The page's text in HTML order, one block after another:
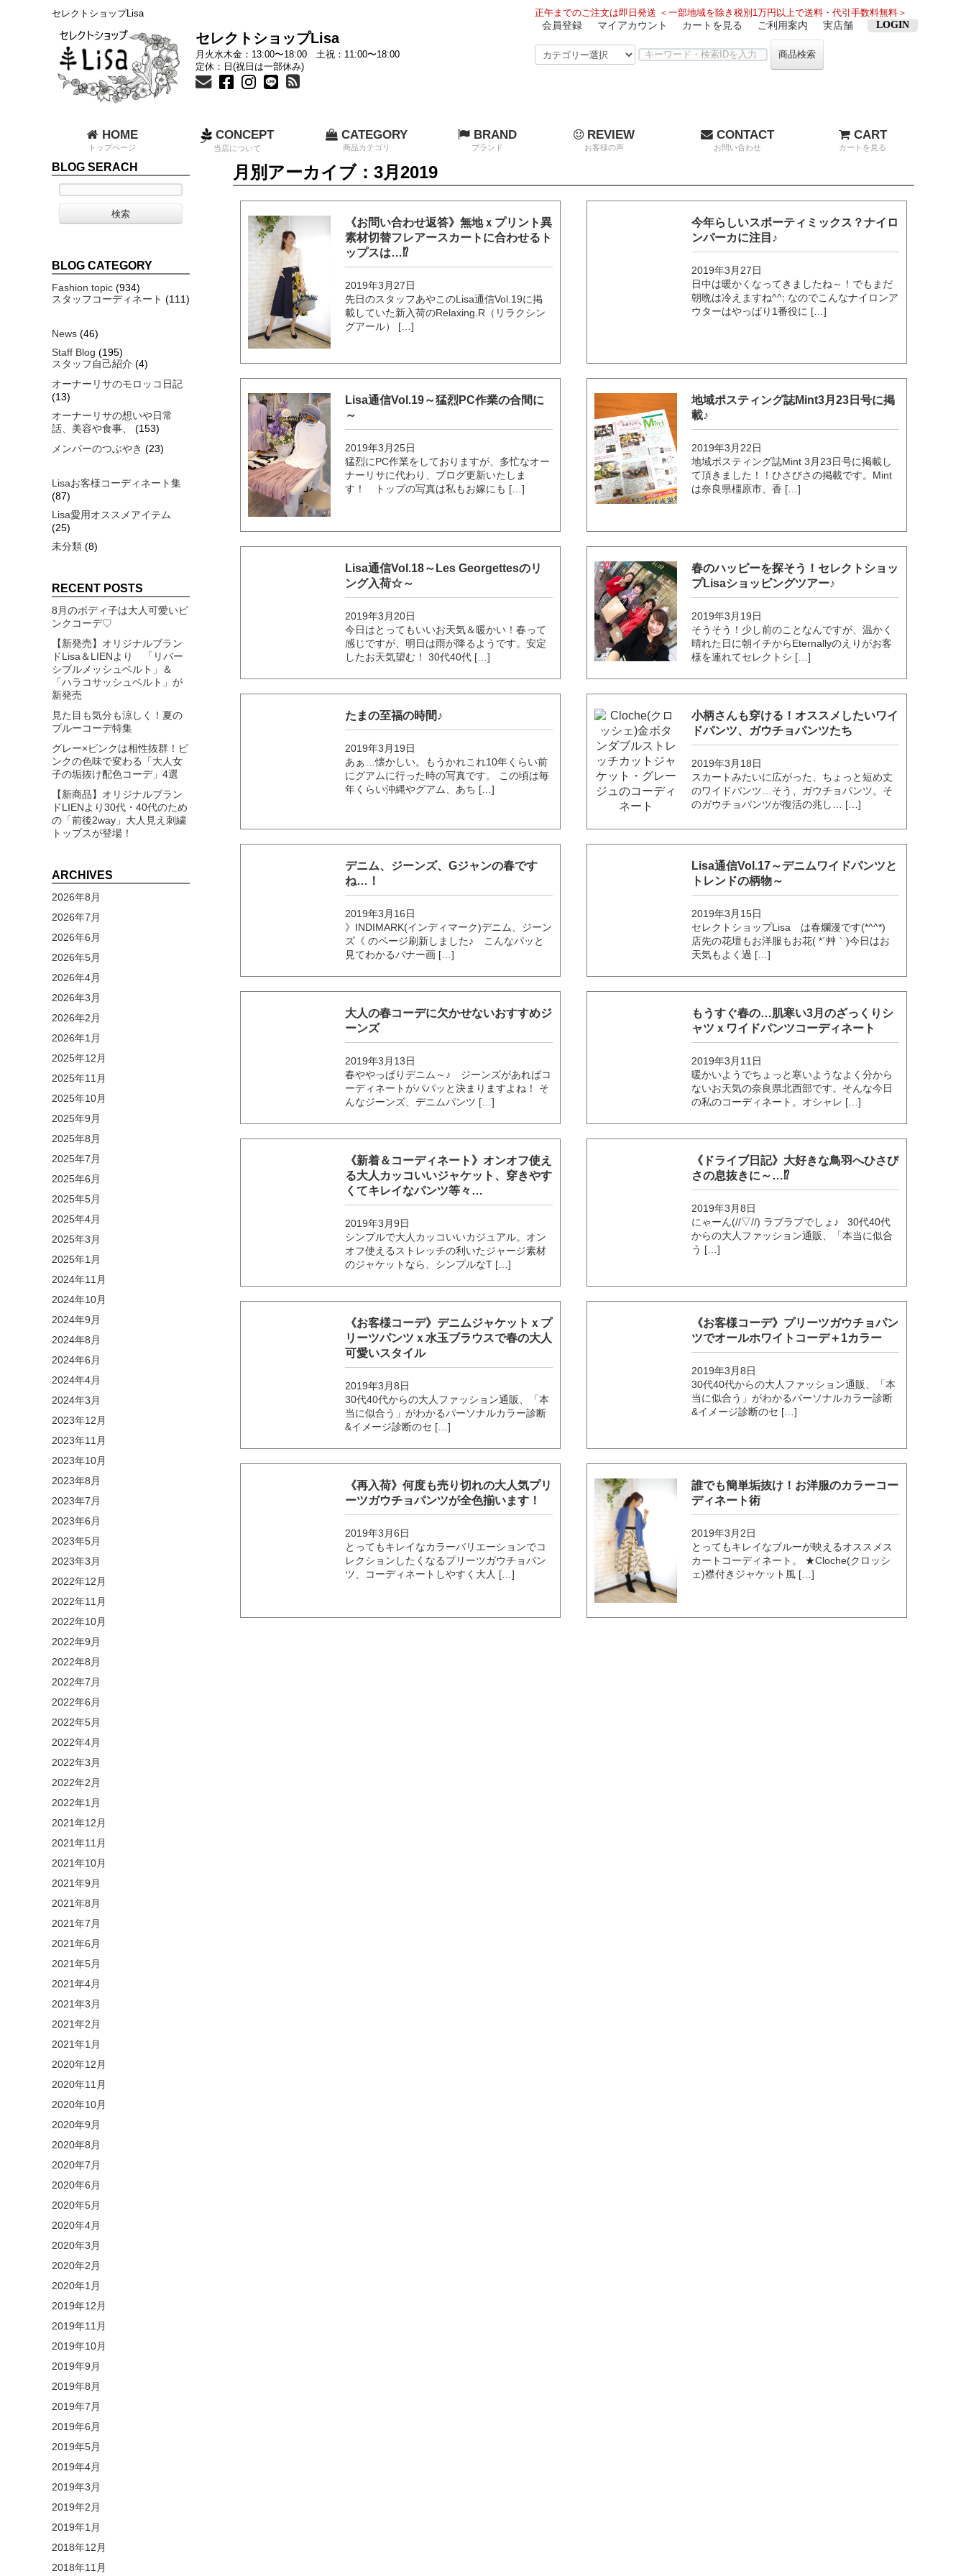
正午までのご注文は即日発送 ＜一部地域を除き税別1万円以上で送料・代引手数料無料＞
会員登録 マイアカウント カートを見る ご利用案内 実店舗 LOGIN
商品検索
セレクトショップLisa
セレクトショップLisa
月火水木金：13:00〜18:00 土祝：11:00〜18:00
定休：日(祝日は一部休み)
HOME
トップページ
CONCEPT
当店について
CATEGORY
商品カテゴリ
BRAND
ブランド
REVIEW
お客様の声
CONTACT
お問い合わせ
CART
カートを見る
月別アーカイブ：3月2019
《お問い合わせ返答》無地ｘプリント異
素材切替フレアースカートに合わせるト
ップスは…⁉
2019年3月27日
先日のスタッフあやこのLisa通信Vol.19に掲
載していた新入荷のRelaxing.R（リラクシン
グアール） […]
今年らしいスポーティミックス？ナイロ
ンパーカに注目♪
2019年3月27日
日中は暖かくなってきましたね～！でもまだ
朝晩は冷えますね^^; なのでこんなナイロンア
ウターはやっぱり1番役に […]
Lisa通信Vol.19～猛烈PC作業の合間に
～
2019年3月25日
猛烈にPC作業をしておりますが、多忙なオー
ナーリサに代わり、ブログ更新いたしま
す！ トップの写真は私もお嫁にも […]
地域ポスティング誌Mint3月23日号に掲
載♪
2019年3月22日
地域ポスティング誌Mint 3月23日号に掲載し
て頂きました！！ひさびさの掲載です。Mint
は奈良県橿原市、香 […]
Lisa通信Vol.18～Les Georgettesのリ
ング入荷☆～
2019年3月20日
今日はとってもいいお天気＆暖かい！春って
感じですが、明日は雨が降るようです。安定
したお天気望む！ 30代40代 […]
春のハッピーを探そう！セレクトショッ
プLisaショッピングツアー♪
2019年3月19日
そうそう！少し前のことなんですが、温かく
晴れた日に朝イチからEternallyのえりがお客
様を連れてセレクトシ […]
たまの至福の時間♪
2019年3月19日
あぁ…懐かしい。もうかれこれ10年くらい前
にグアムに行った時の写真です。 この頃は毎
年くらい沖縄やグアム、あち […]
小柄さんも穿ける！オススメしたいワイ
ドパンツ、ガウチョパンツたち
2019年3月18日
スカートみたいに広がった、ちょっと短め丈
のワイドパンツ…そう、ガウチョパンツ。そ
のガウチョパンツが復活の兆し… […]
デニム、ジーンズ、Gジャンの春です
ね…！
2019年3月16日
》INDIMARK(インディマーク)デニム、ジーン
ズ《 のページ刷新しました♪ こんなパッと
見てわかるバナー画 […]
Lisa通信Vol.17～デニムワイドパンツと
トレンドの柄物～
2019年3月15日
セレクトショップLisa は春爛漫です(*^^*)
店先の花壇もお洋服もお花( *´艸｀)今日はお
天気もよく過 […]
大人の春コーデに欠かせないおすすめジ
ーンズ
2019年3月13日
春ややっぱりデニム～♪ ジーンズがあればコ
ーディネートがパパッと決まりますよね！ そ
んなジーンズ、デニムパンツ […]
もうすぐ春の…肌寒い3月のざっくりシ
ャツｘワイドパンツコーディネート
2019年3月11日
暖かいようでちょっと寒いようなよく分から
ないお天気の奈良県北西部です。そんな今日
の私のコーディネート。オシャレ […]
《新着＆コーディネート》オンオフ使え
る大人カッコいいジャケット、穿きやす
くてキレイなパンツ等々…
2019年3月9日
シンプルで大人カッコいいカジュアル。オン
オフ使えるストレッチの利いたジャージ素材
のジャケットなら、シンプルなT […]
《ドライブ日記》大好きな鳥羽へひさび
さの息抜きに～…⁉
2019年3月8日
にゃーん(//▽//) ラブラブでしょ♪ 30代40代
からの大人ファッション通販、「本当に似合
う […]
《お客様コーデ》デニムジャケットｘプ
リーツパンツｘ水玉ブラウスで春の大人
可愛いスタイル
2019年3月8日
30代40代からの大人ファッション通販、「本
当に似合う」がわかるパーソナルカラー診断
&イメージ診断のセ […]
《お客様コーデ》プリーツガウチョパン
ツでオールホワイトコーデ＋1カラー
2019年3月8日
30代40代からの大人ファッション通販、「本
当に似合う」がわかるパーソナルカラー診断
&イメージ診断のセ […]
《再入荷》何度も売り切れの大人気プリ
ーツガウチョパンツが全色揃います！
2019年3月6日
とってもキレイなカラーバリエーションでコ
レクションしたくなるプリーツガウチョパン
ツ、コーディネートしやすく大人 […]
誰でも簡単垢抜け！お洋服のカラーコー
ディネート術
2019年3月2日
とってもキレイなブルーが映えるオススメス
カートコーディネート。 ★Cloche(クロッシ
ェ)襟付きジャケット風 […]
BLOG SERACH
BLOG CATEGORY
Fashion topic (934)
スタッフコーディネート (111)
News (46)
Staff Blog (195)
スタッフ自己紹介 (4)
オーナーリサのモロッコ日記
(13)
オーナーリサの想いや日常
話、美容や食事、
(153)
メンバーのつぶやき (23)
Lisaお客様コーディネート集
(87)
Lisa愛用オススメアイテム
(25)
未分類 (8)
RECENT POSTS
8月のボディ子は大人可愛いピ
ンクコーデ♡
【新発売】オリジナルブラン
ドLisa＆LIENより 「リバー
シブルメッシュベルト」＆
「ハラコサッシュベルト」が
新発売
見た目も気分も涼しく！夏の
ブルーコーデ特集
グレー×ピンクは相性抜群！ピ
ンクの色味で変わる「大人女
子の垢抜け配色コーデ」4選
【新商品】オリジナルブラン
ドLIENより30代・40代のため
の「前後2way」大人見え刺繍
トップスが登場！
ARCHIVES
2026年8月
2026年7月
2026年6月
2026年5月
2026年4月
2026年3月
2026年2月
2026年1月
2025年12月
2025年11月
2025年10月
2025年9月
2025年8月
2025年7月
2025年6月
2025年5月
2025年4月
2025年3月
2025年1月
2024年11月
2024年10月
2024年9月
2024年8月
2024年6月
2024年4月
2024年3月
2023年12月
2023年11月
2023年10月
2023年8月
2023年7月
2023年6月
2023年5月
2023年3月
2022年12月
2022年11月
2022年10月
2022年9月
2022年8月
2022年7月
2022年6月
2022年5月
2022年4月
2022年3月
2022年2月
2022年1月
2021年12月
2021年11月
2021年10月
2021年9月
2021年8月
2021年7月
2021年6月
2021年5月
2021年4月
2021年3月
2021年2月
2021年1月
2020年12月
2020年11月
2020年10月
2020年9月
2020年8月
2020年7月
2020年6月
2020年5月
2020年4月
2020年3月
2020年2月
2020年1月
2019年12月
2019年11月
2019年10月
2019年9月
2019年8月
2019年7月
2019年6月
2019年5月
2019年4月
2019年3月
2019年2月
2019年1月
2018年12月
2018年11月